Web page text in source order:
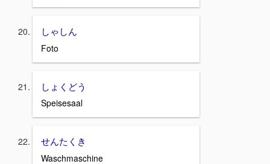
しゃしん
Foto
しょくどう
Speisesaal
せんたくき
Waschmaschine